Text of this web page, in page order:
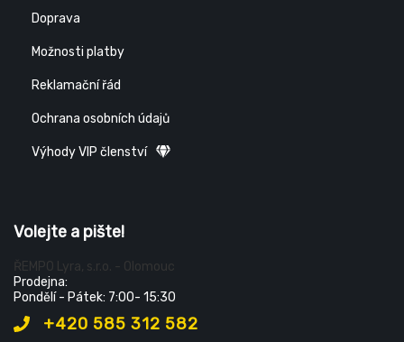
Doprava
Možnosti platby
Reklamační řád
Ochrana osobních údajů
Výhody VIP členství
Volejte a pište!
ŘEMPO Lyra, s.r.o. - Olomouc
Prodejna:
Pondělí - Pátek: 7:00- 15:30
+420 585 312 582